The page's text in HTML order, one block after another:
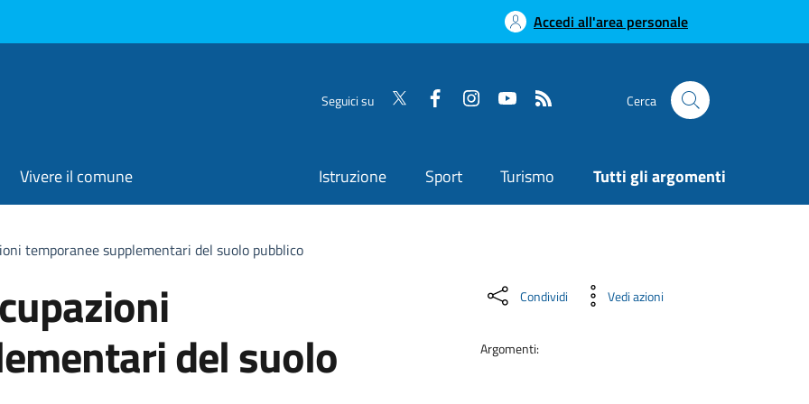
Accedi all'area personale
Seguici su Cerca
Vivere il comune Istruzione Sport Turismo Tutti gli argomenti
temporanee supplementari del suolo pubblico
del suolo
Condividi Vedi azioni
Argomenti: